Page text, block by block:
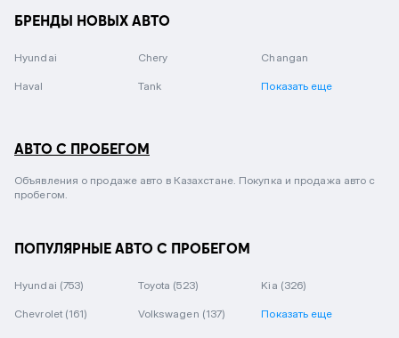
БРЕНДЫ НОВЫХ АВТО
Hyundai Chery Changan
Haval Tank Показать еще
АВТО С ПРОБЕГОМ
Объявления о продаже авто в Казахстане. Покупка и продажа авто с
пробегом.
ПОПУЛЯРНЫЕ АВТО С ПРОБЕГОМ
Hyundai (753) Toyota (523) Kia (326)
Chevrolet (161) Volkswagen (137) Показать еще